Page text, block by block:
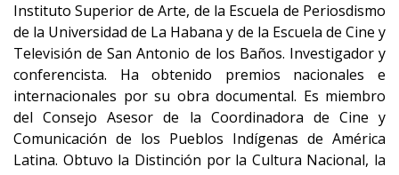
Instituto Superior de Arte, de la Escuela de Periosdismo
de la Universidad de La Habana y de la Escuela de Cine y
Televisión de San Antonio de los Baños. Investigador y
conferencista. Ha obtenido premios nacionales e
internacionales por su obra documental. Es miembro
del Consejo Asesor de la Coordinadora de Cine y
Comunicación de los Pueblos Indígenas de América
Latina. Obtuvo la Distinción por la Cultura Nacional, la